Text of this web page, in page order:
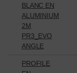
BLANC EN
ALUMINIUM
2M
PR3_EVO
ANGLE
PROFILE